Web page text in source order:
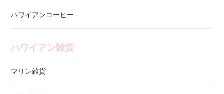
ハワイアンコーヒー
ハワイアン雑貨
マリン雑貨